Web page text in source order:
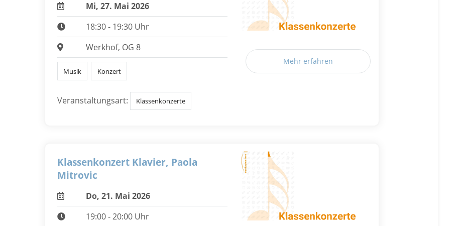
Mi, 27. Mai 2026
18:30 - 19:30 Uhr
Werkhof, OG 8
Musik Konzert
Veranstaltungsart: Klassenkonzerte
Mehr erfahren
Klassenkonzert Klavier, Paola
Mitrovic
Do, 21. Mai 2026
19:00 - 20:00 Uhr